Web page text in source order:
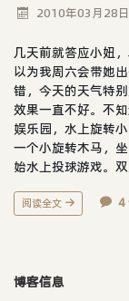
2010年03月28日
几天前就答应小妞
以为我周六会带她
错，今天的天气特
效果一直不好。不
娱乐园，水上旋转
一个小旋转木马，
始水上投球游戏。
阅读全文 4
博客信息